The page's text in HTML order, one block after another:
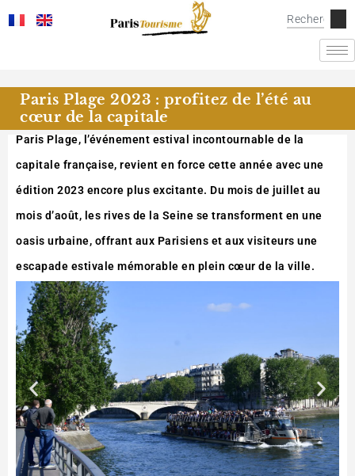
Paris Plage 2023 : profitez de l’été au
cœur de la capitale
Paris Plage, l’événement estival incontournable de la
capitale française, revient en force cette année avec une
édition 2023 encore plus excitante. Du mois de juillet au
mois d’août, les rives de la Seine se transforment en une
oasis urbaine, offrant aux Parisiens et aux visiteurs une
escapade estivale mémorable en plein cœur de la ville.